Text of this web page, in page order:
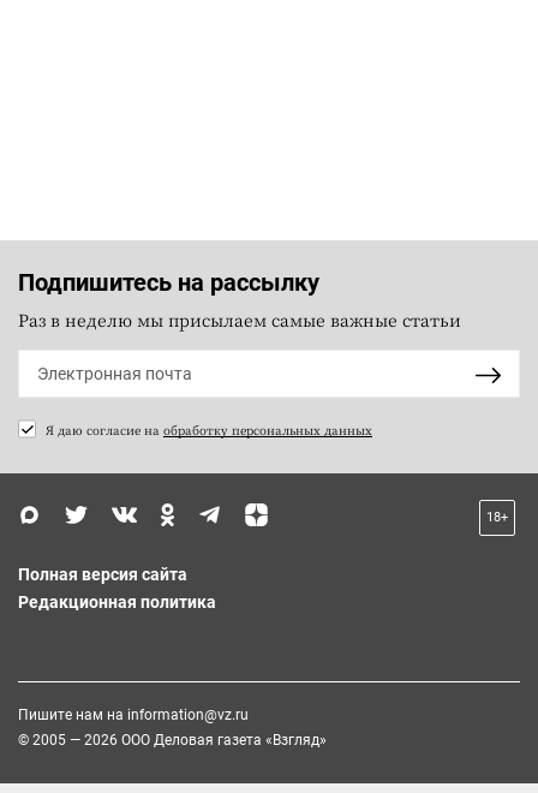
Подпишитесь на рассылку
Раз в неделю мы присылаем самые важные статьи
Я даю согласие на обработку персональных данных
18+
Полная версия сайта
Редакционная политика
Пишите нам на information@vz.ru
© 2005 — 2026 ООО Деловая газета «Взгляд»